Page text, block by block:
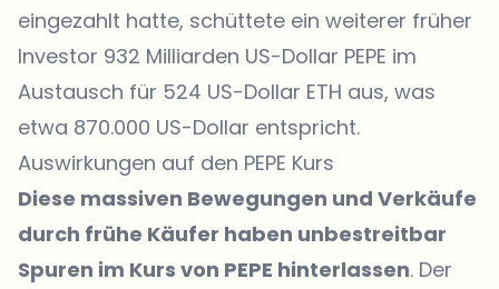
eingezahlt hatte, schüttete ein weiterer früher
Investor 932 Milliarden US-Dollar PEPE im
Austausch für 524 US-Dollar ETH aus, was
etwa 870.000 US-Dollar entspricht.
Auswirkungen auf den PEPE Kurs
Diese massiven Bewegungen und Verkäufe
durch frühe Käufer haben unbestreitbar
Spuren im Kurs von PEPE hinterlassen. Der